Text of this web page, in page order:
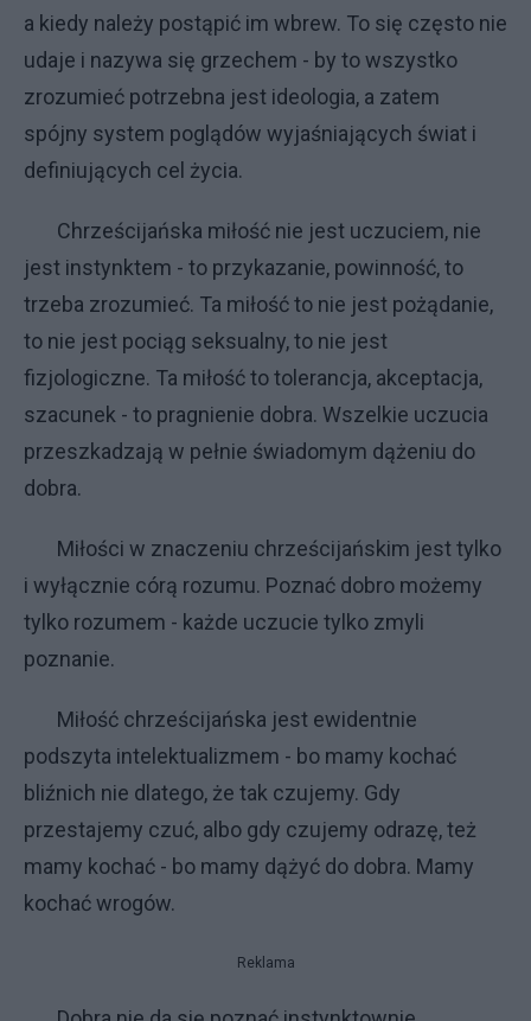
a kiedy należy postąpić im wbrew. To się często nie
udaje i nazywa się grzechem - by to wszystko
zrozumieć potrzebna jest ideologia, a zatem
spójny system poglądów wyjaśniających świat i
definiujących cel życia.
Chrześcijańska miłość nie jest uczuciem, nie
jest instynktem - to przykazanie, powinność, to
trzeba zrozumieć. Ta miłość to nie jest pożądanie,
to nie jest pociąg seksualny, to nie jest
fizjologiczne. Ta miłość to tolerancja, akceptacja,
szacunek - to pragnienie dobra. Wszelkie uczucia
przeszkadzają w pełnie świadomym dążeniu do
dobra.
Miłości w znaczeniu chrześcijańskim jest tylko
i wyłącznie córą rozumu. Poznać dobro możemy
tylko rozumem - każde uczucie tylko zmyli
poznanie.
Miłość chrześcijańska jest ewidentnie
podszyta intelektualizmem - bo mamy kochać
bliźnich nie dlatego, że tak czujemy. Gdy
przestajemy czuć, albo gdy czujemy odrazę, też
mamy kochać - bo mamy dążyć do dobra. Mamy
kochać wrogów.
Reklama